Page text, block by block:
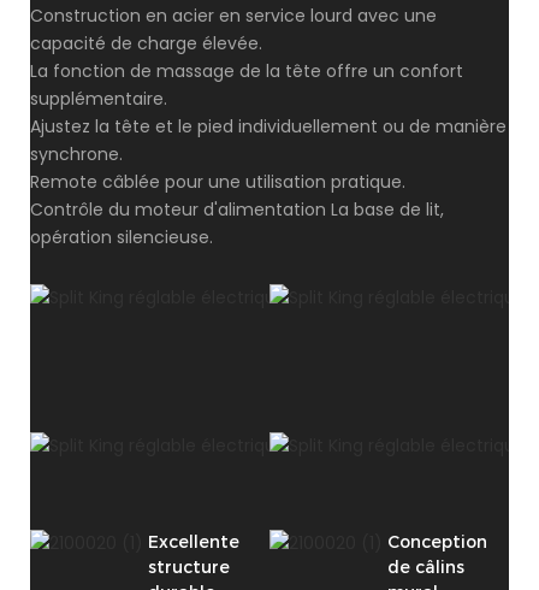
Construction en acier en service lourd avec une
capacité de charge élevée.
La fonction de massage de la tête offre un confort
supplémentaire.
Ajustez la tête et le pied individuellement ou de manière
synchrone.
Remote câblée pour une utilisation pratique.
Contrôle du moteur d'alimentation La base de lit,
opération silencieuse.
Excellente
structure
Conception
de câlins